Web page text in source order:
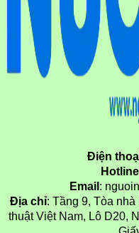
Điện
Hotline
Email :
Địa chỉ: Tầng 9, Tòa
thuật Việt Nam, Lô D20,